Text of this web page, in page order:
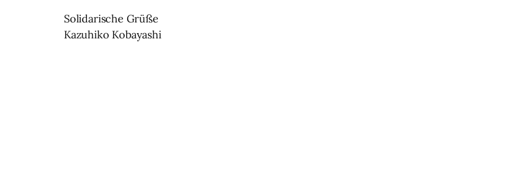
Solidarische Grüße
Kazuhiko Kobayashi